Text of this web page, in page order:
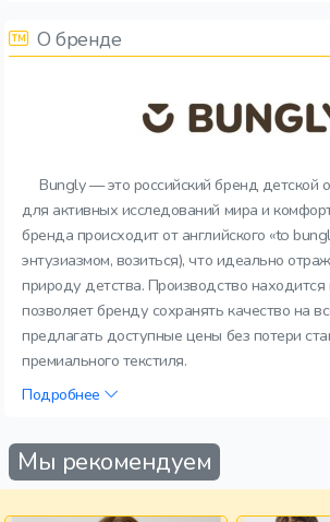
О бренде
Bungly — это российский бренд
для активных исследований мира и
бренда происходит от английского «to
энтузиазмом, возиться), что идеально
природу детства. Производство находится
позволяет бренду сохранять качество на
предлагать доступные цены без потери
премиального текстиля.
Подробнее
Мы рекомендуем